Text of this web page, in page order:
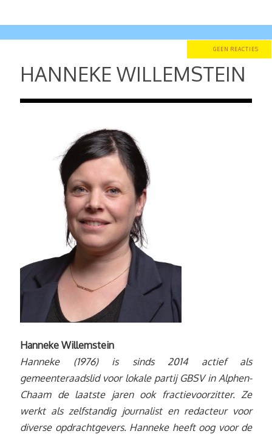
GEEN REACTIES
HANNEKE WILLEMSTEIN
Hanneke Willemstein
Hanneke (1976) is sinds 2014 actief als
gemeenteraadslid voor lokale partij GBSV in Alphen-
Chaam de laatste jaren ook fractievoorzitter. Ze
werkt als zelfstandig journalist en redacteur voor
diverse opdrachtgevers. Hanneke heeft oog voor de